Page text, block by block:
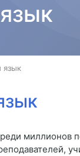
язык
миллионов